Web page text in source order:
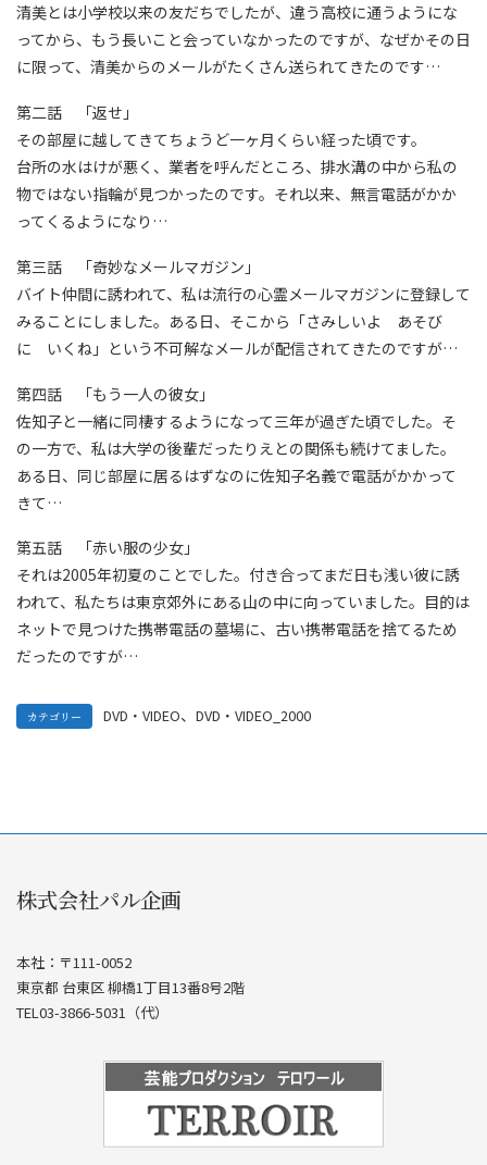
清美とは小学校以来の友だちでしたが、違う高校に通うようにな
ってから、もう長いこと会っていなかったのですが、なぜかその日
に限って、清美からのメールがたくさん送られてきたのです…
第二話 「返せ」
その部屋に越してきてちょうど一ヶ月くらい経った頃です。
台所の水はけが悪く、業者を呼んだところ、排水溝の中から私の
物ではない指輪が見つかったのです。それ以来、無言電話がかか
ってくるようになり…
第三話 「奇妙なメールマガジン」
バイト仲間に誘われて、私は流行の心霊メールマガジンに登録して
みることにしました。ある日、そこから「さみしいよ あそび
に いくね」という不可解なメールが配信されてきたのですが…
第四話 「もう一人の彼女」
佐知子と一緒に同棲するようになって三年が過ぎた頃でした。そ
の一方で、私は大学の後輩だったりえとの関係も続けてました。
ある日、同じ部屋に居るはずなのに佐知子名義で電話がかかって
きて…
第五話 「赤い服の少女」
それは2005年初夏のことでした。付き合ってまだ日も浅い彼に誘
われて、私たちは東京郊外にある山の中に向っていました。目的は
ネットで見つけた携帯電話の墓場に、古い携帯電話を捨てるため
だったのですが…
カテゴリー DVD・VIDEO、 DVD・VIDEO_2000
株式会社パル企画
本社：〒111-0052
東京都 台東区 柳橋1丁目13番8号2階
TEL03-3866-5031（代）